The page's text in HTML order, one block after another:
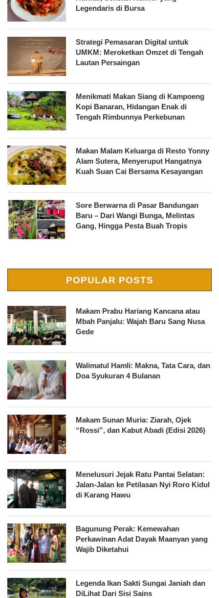
Legendaris di Bursa
Strategi Pemasaran Digital untuk
UMKM: Meroketkan Omzet di Tengah
Lautan Persaingan
Menikmati Makan Siang di Kampoeng
Kopi Banaran, Hidangan Enak di
Tengah Rimbunnya Perkebunan
Makan Malam Keluarga di Resto Yonny
Alam Sutera, Menyeruput Hangatnya
Kuah Suan Cai Bersama Kesayangan
Sore Berwarna di Pasar Bandungan
Baru – Dari Wangi Bunga, Melintas
Gang, Hingga Pesta Buah Tropis
POPULAR POSTS
Makam Prabu Hariang Kancana atau
Mbah Panjalu: Wajah Baru Sang Nusa
Gede
Walimatul Hamli: Makna, Tata Cara, dan
Doa Syukuran 4 Bulanan
Makam Sunan Muria: Ziarah, Ojek
“Rossi”, dan Kabut Abadi (Edisi 2026)
Menelusuri Jejak Ratu Pantai Selatan:
Jalan-Jalan ke Petilasan Nyi Roro Kidul
di Karang Hawu
Bagunung Perak: Kemewahan
Perkawinan Adat Dayak Maanyan yang
Wajib Diketahui
Legenda Ikan Sakti Sungai Janiah dan
DiLihat Dari Sisi Sains